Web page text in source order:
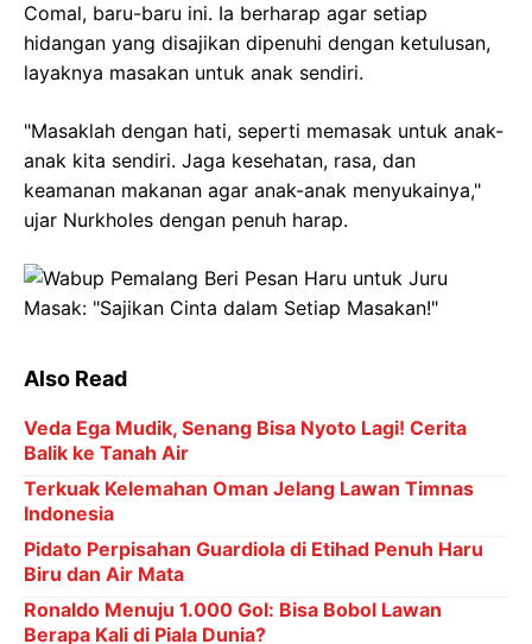
Comal, baru-baru ini. Ia berharap agar setiap
hidangan yang disajikan dipenuhi dengan ketulusan,
layaknya masakan untuk anak sendiri.
"Masaklah dengan hati, seperti memasak untuk anak-
anak kita sendiri. Jaga kesehatan, rasa, dan
keamanan makanan agar anak-anak menyukainya,"
ujar Nurkholes dengan penuh harap.
Also Read
Veda Ega Mudik, Senang Bisa Nyoto Lagi! Cerita
Balik ke Tanah Air
Terkuak Kelemahan Oman Jelang Lawan Timnas
Indonesia
Pidato Perpisahan Guardiola di Etihad Penuh Haru
Biru dan Air Mata
Ronaldo Menuju 1.000 Gol: Bisa Bobol Lawan
Berapa Kali di Piala Dunia?